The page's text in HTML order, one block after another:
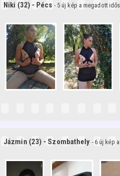
Niki (32) - Pécs - 5 új kép a megadott
Jázmin (23) - Szombathely - 6 új kép